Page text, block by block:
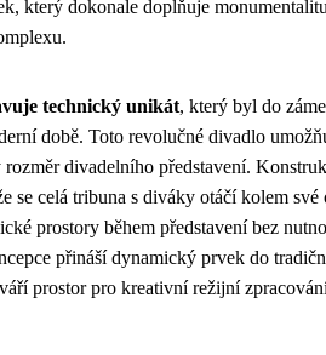
který dokonale doplňuje
technický unikát, který byl do
době. Toto revolučné divadlo
divadelního představení.
se celá tribuna s diváky otáčí kolem své
prostory během představení bez
přináší dynamický prvek do
prostor pro kreativní režijní